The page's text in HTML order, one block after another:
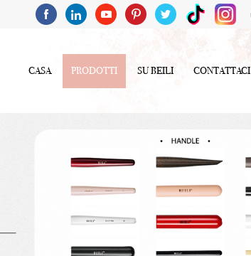
CASA PRODOTTI SU BEILI CONTATTACI